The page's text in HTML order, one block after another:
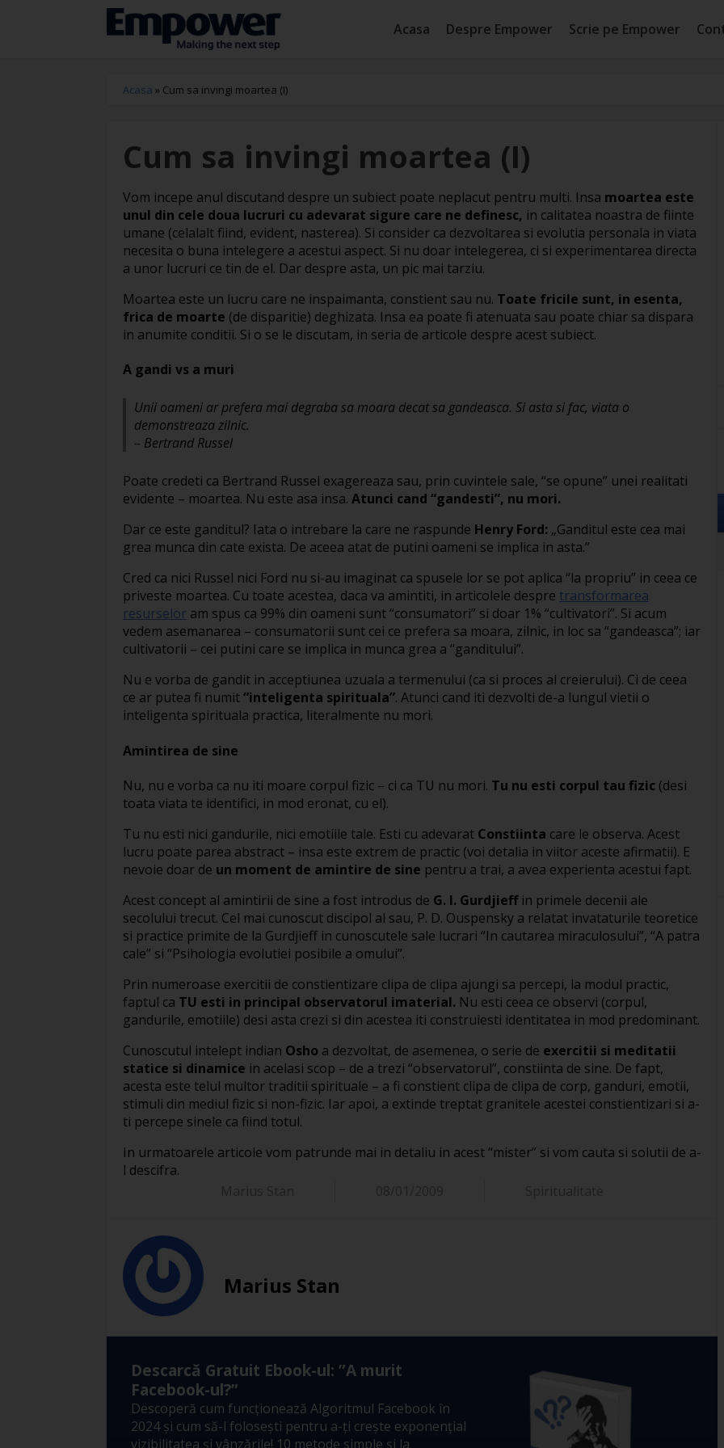
Acasa Despre Empower Scrie pe Empower
Acasa » Cum sa invingi moartea (I)
Cum sa invingi moartea (I)
Vom incepe anul discutand despre un subiect poate neplacut pentru multi. Insa moartea este
unul din cele doua lucruri cu adevarat sigure care ne definesc, in calitatea noastra de fiinte
umane (celalalt fiind, evident, nasterea). Si consider ca dezvoltarea si evolutia personala in viata
necesita o buna intelegere a acestui aspect. Si nu doar intelegerea, ci si experimentarea directa
a unor lucruri ce tin de el. Dar despre asta, un pic mai tarziu.
Moartea este un lucru care ne inspaimanta, constient sau nu. Toate fricile sunt, in esenta,
frica de moarte (de disparitie) deghizata. Insa ea poate fi atenuata sau poate chiar sa dispara
in anumite conditii. Si o se le discutam, in seria de articole despre acest subiect.
A gandi vs a muri
Unii oameni ar prefera mai degraba sa moara decat sa gandeasca. Si asta si fac, viata o
demonstreaza zilnic.
– Bertrand Russel
Poate credeti ca Bertrand Russel exagereaza sau, prin cuvintele sale, “se opune” unei realitati
evidente – moartea. Nu este asa insa. Atunci cand “gandesti”, nu mori.
Dar ce este ganditul? Iata o intrebare la care ne raspunde Henry Ford: „Ganditul este cea mai
grea munca din cate exista. De aceea atat de putini oameni se implica in asta.”
Cred ca nici Russel nici Ford nu si-au imaginat ca spusele lor se pot aplica “la propriu” in ceea ce
priveste moartea. Cu toate acestea, daca va amintiti, in articolele despre transformarea
resurselor am spus ca 99% din oameni sunt “consumatori” si doar 1% “cultivatori”. Si acum
vedem asemanarea – consumatorii sunt cei ce prefera sa moara, zilnic, in loc sa “gandeasca”; iar
cultivatorii – cei putini care se implica in munca grea a “ganditului”.
Nu e vorba de gandit in acceptiunea uzuala a termenului (ca si proces al creierului). Ci de ceea
ce ar putea fi numit“inteligenta spirituala”. Atunci cand iti dezvolti de-a lungul vietii o
inteligenta spirituala practica, literalmente nu mori.
Amintirea de sine
Nu, nu e vorba ca nu iti moare corpul fizic – ci ca TU nu mori. Tu nu esti corpul tau fizic (desi
toata viata te identifici, in mod eronat, cu el).
Tu nu esti nici gandurile, nici emotiile tale. Esti cu adevarat Constiinta care le observa. Acest
lucru poate parea abstract – insa este extrem de practic (voi detalia in viitor aceste afirmatii). E
nevoie doar de un moment de amintire de sine pentru a trai, a avea experienta acestui fapt.
Acest concept al amintirii de sine a fost introdus de G. I. Gurdjieffin primele decenii ale
secolului trecut. Cel mai cunoscut discipol al sau, P. D. Ouspensky a relatat invataturile teoretice
si practice primite de la Gurdjieff in cunoscutele sale lucrari “In cautarea miraculosului”, “A patra
cale” si “Psihologia evolutiei posibile a omului”.
Prin numeroase exercitii de constientizare clipa de clipa ajungi sa percepi, la modul practic,
faptul ca TU esti in principal observatorul imaterial. Nu esti ceea ce observi (corpul,
gandurile, emotiile) desi asta crezi si din acestea iti construiesti identitatea in mod predominant.
Cunoscutul intelept indian Osho a dezvoltat, de asemenea, o serie de exercitii si meditatii
statice si dinamice in acelasi scop – de a trezi “observatorul”, constiinta de sine. De fapt,
acesta este telul multor traditii spirituale – a fi constient clipa de clipa de corp, ganduri, emotii,
stimuli din mediul fizic si non-fizic. Iar apoi, a extinde treptat granitele acestei constientizari si a-
ti percepe sinele ca fiind totul.
In urmatoarele articole vom patrunde mai in detaliu in acest “mister” si vom cauta si solutii de a-
l descifra.
Marius Stan
Descarcă Gratuit Ebook-ul: ”A murit
Facebook-ul?”
Descoperă cum funcționează Algoritmul Facebook în
2024 și cum să-l folosești pentru a-ți crește exponențial
vizibilitatea și vânzările! 10 metode simple și la